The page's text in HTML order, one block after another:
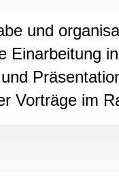
und
Einarbeitung
Vorträge im